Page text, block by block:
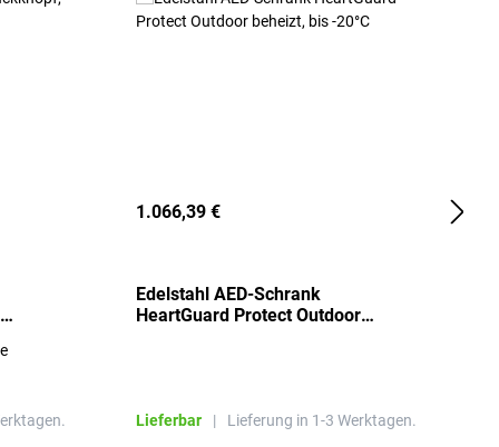
1.066,39 €
Edelstahl AED-Schrank
HeartGuard Protect Outdoor
Lieferbar | Lieferung in 1-3 Werktagen.